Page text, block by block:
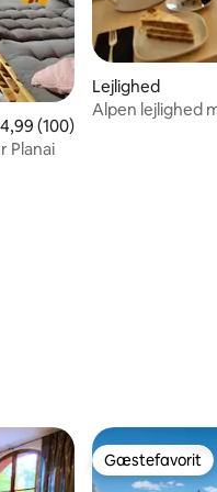
ud af 5 i gennemsnitlig
4,99 (100)
Planai
Lejlighed
Alpen lejlighed
Gæstefavorit
Gæstefavorit